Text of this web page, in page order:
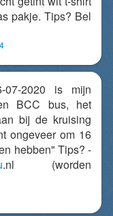
pakje. Tips? Bel
07-2020 is mijn
BCC bus, het
bij de kruising
ongeveer om 16
hebben" Tips? -
.nl (worden